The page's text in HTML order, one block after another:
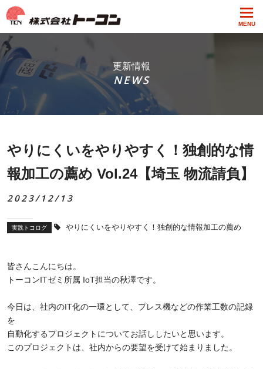
MENU
更新情報
NEWS
やりにくいをやりやすく！独創的な情
報加工の薦め Vol.24【埼玉 物流請負】
2023/12/13
実践トコログ やりにくいをやりやすく！独創的な情報加工の薦め
皆さんこんにちは。
トーコンITゼミ所属 IoT担当の秋澤です。
今日は、社内のIT化の一環として、プレス機などの作業工数の記録
を
自動化するプロジェクトについてお話ししたいと思います。
このプロジェクトは、社内からの要望を受けて始まりました。